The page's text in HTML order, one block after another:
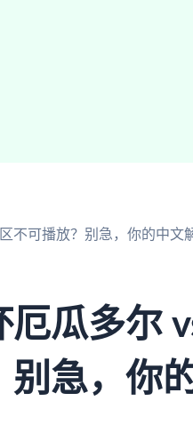
不可播放？别急，你的中文
瓜多尔
别急，你